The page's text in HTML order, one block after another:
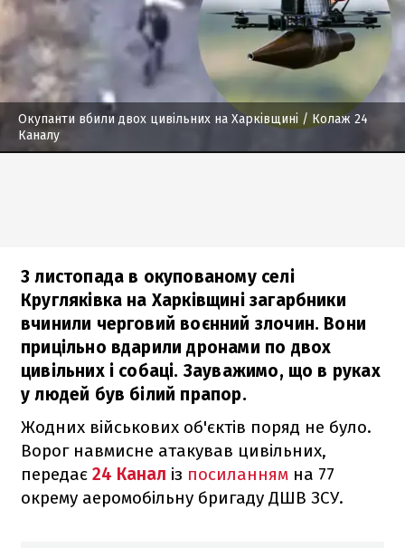
Окупанти вбили двох цивільних на Харківщині / Колаж 24
Каналу
3 листопада в окупованому селі
Кругляківка на Харківщині загарбники
вчинили черговий воєнний злочин. Вони
прицільно вдарили дронами по двох
цивільних і собаці. Зауважимо, що в руках
у людей був білий прапор.
Жодних військових об'єктів поряд не було.
Ворог навмисне атакував цивільних,
передає 24 Канал із посиланням на 77
окрему аеромобільну бригаду ДШВ ЗСУ.